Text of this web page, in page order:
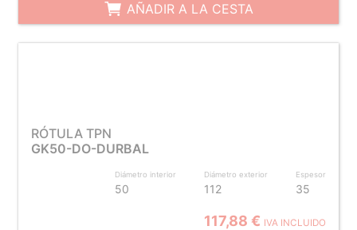
AÑADIR A LA CESTA
RÓTULA TPN
GK50-DO-DURBAL
Diámetro interior
50
Diámetro exterior
112
Espesor
35
117,88 € IVA INCLUIDO